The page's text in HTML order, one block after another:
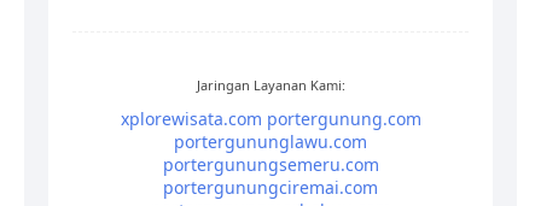
Jaringan Layanan Kami:
xplorewisata.com portergunung.com
portergununglawu.com
portergunungsemeru.com
portergunungciremai.com